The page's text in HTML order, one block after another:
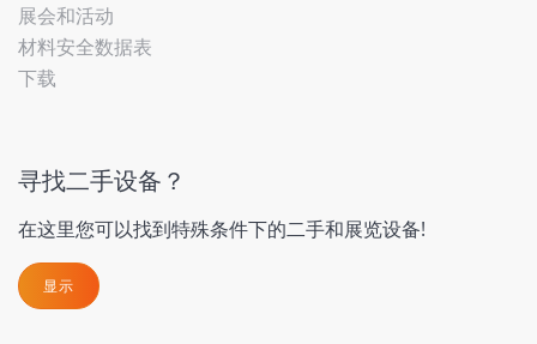
展会和活动
材料安全数据表
下载
寻找二手设备？
在这里您可以找到特殊条件下的二手和展览设备!
显示